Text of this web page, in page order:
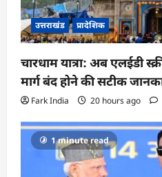
उत्तराखंड प्रादेशिक
चारधाम यात्रा: अब एलईडी
मार्ग बंद होने की सटीक
Fark India 20 hours ago
1 minute read